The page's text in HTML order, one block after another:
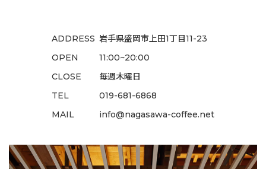
ADDRESS 岩手県盛岡市上田1丁目11-23
OPEN
11:00~20:00
CLOSE
毎週木曜日
TEL
019-681-6868
MAIL
info@nagasawa-coffee.net